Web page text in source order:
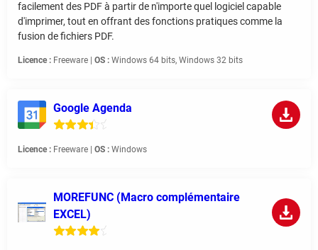
facilement des PDF à partir de n'importe quel logiciel capable
d'imprimer, tout en offrant des fonctions pratiques comme la
fusion de fichiers PDF.
Licence : Freeware | OS : Windows 64 bits, Windows 32 bits
Google Agenda
Licence : Freeware | OS : Windows
MOREFUNC (Macro complémentaire
EXCEL)